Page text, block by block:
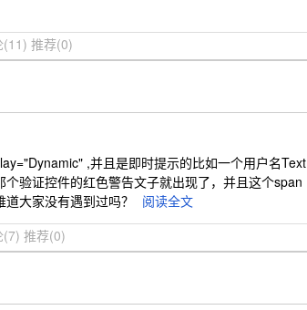
(11) 推荐(0)
,并且是即时提示的比如一个用户名
验证控件的红色警告文子就出现了，并且这个
大家没有遇到过吗？
阅读全文
(7) 推荐(0)